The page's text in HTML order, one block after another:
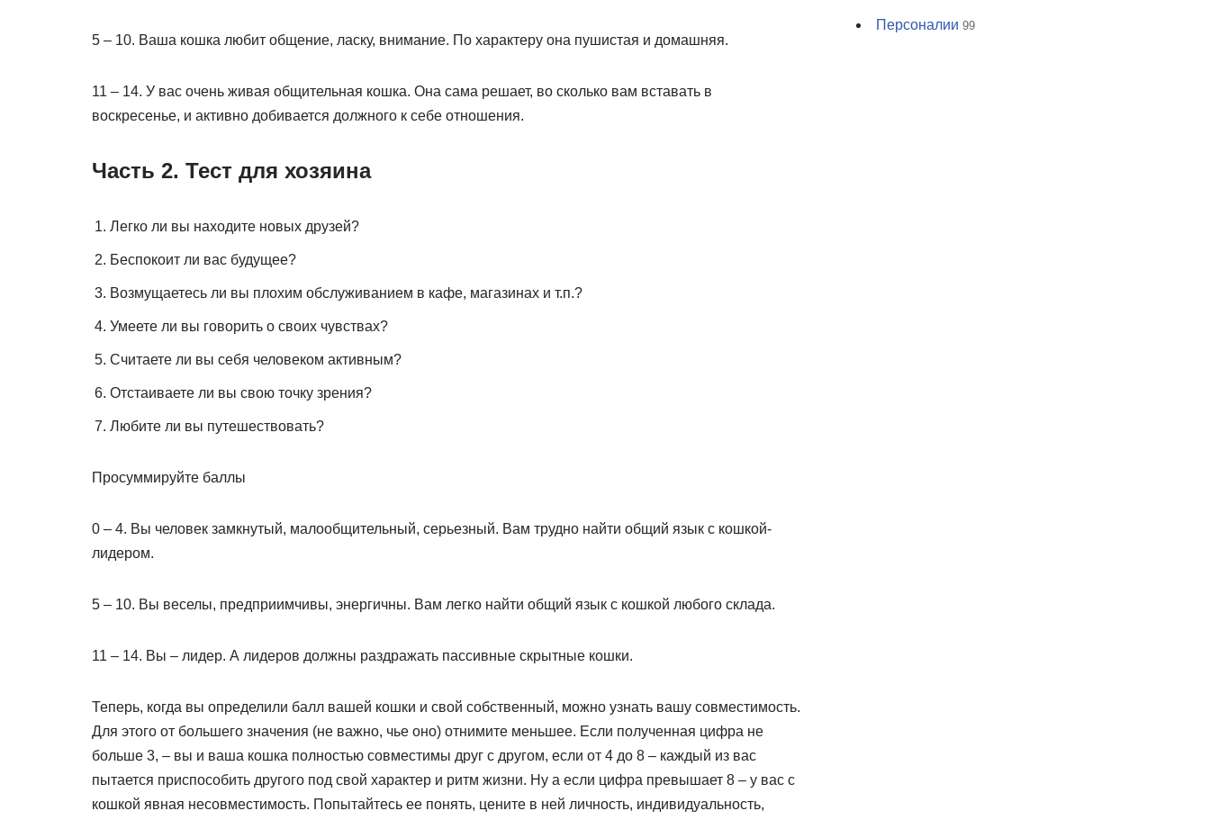
5 – 10. Ваша кошка любит общение, ласку, внимание. По характеру она пушистая и домашняя.
11 – 14. У вас очень живая общительная кошка. Она сама решает, во сколько вам вставать в
воскресенье, и активно добивается должного к себе отношения.
Часть 2. Тест для хозяина
Легко ли вы находите новых друзей?
Беспокоит ли вас будущее?
Возмущаетесь ли вы плохим обслуживанием в кафе, магазинах и т.п.?
Умеете ли вы говорить о своих чувствах?
Считаете ли вы себя человеком активным?
Отстаиваете ли вы свою точку зрения?
Любите ли вы путешествовать?
Просуммируйте баллы
0 – 4. Вы человек замкнутый, малообщительный, серьезный. Вам трудно найти общий язык с кошкой-
лидером.
5 – 10. Вы веселы, предприимчивы, энергичны. Вам легко найти общий язык с кошкой любого склада.
11 – 14. Вы – лидер. А лидеров должны раздражать пассивные скрытные кошки.
Теперь, когда вы определили балл вашей кошки и свой собственный, можно узнать вашу совместимость.
Для этого от большего значения (не важно, чье оно) отнимите меньшее. Если полученная цифра не
больше 3, – вы и ваша кошка полностью совместимы друг с другом, если от 4 до 8 – каждый из вас
пытается приспособить другого под свой характер и ритм жизни. Ну а если цифра превышает 8 – у вас с
кошкой явная несовместимость. Попытайтесь ее понять, цените в ней личность, индивидуальность,
Персоналии 99